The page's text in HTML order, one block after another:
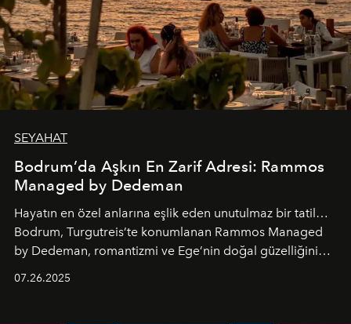
SEYAHAT
Bodrum’da Aşkın En Zarif Adresi: Rammos
Managed by Dedeman
Hayatın en özel anlarına eşlik eden unutulmaz bir tatil…
Bodrum, Turgutreis’te konumlanan Rammos Managed
by Dedeman, romantizmi ve Ege’nin doğal güzelliğini
07.26.2025